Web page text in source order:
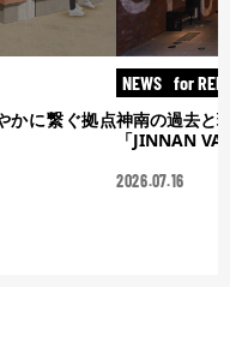
かに繋ぐ拠点
NEWS for
神南の過去と
「JINNAN
2026.07.16